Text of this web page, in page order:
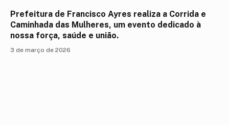
Prefeitura de Francisco Ayres realiza a Corrida e
Caminhada das Mulheres, um evento dedicado à
nossa força, saúde e união.
3 de março de 2026